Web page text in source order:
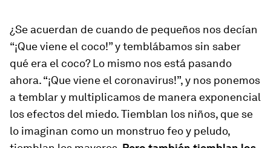
¿Se acuerdan de cuando de pequeños nos decían
“¡Que viene el coco!” y temblábamos sin saber
qué era el coco? Lo mismo nos está pasando
ahora. “¡Que viene el coronavirus!”, y nos ponemos
a temblar y multiplicamos de manera exponencial
los efectos del miedo. Tiemblan los niños, que se
lo imaginan como un monstruo feo y peludo,